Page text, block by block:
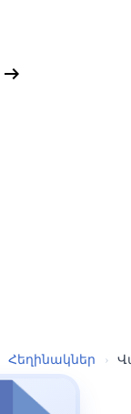
arrow_right_alt
Հեղինակներ ›